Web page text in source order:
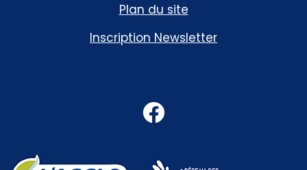
Plan du site
Inscription Newsletter